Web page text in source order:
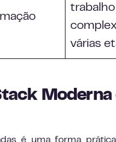
várias
Moderna
é uma forma